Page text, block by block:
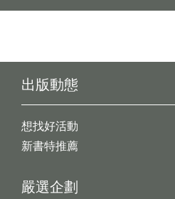
出版動態
想找好活動
新書特推薦
嚴選企劃